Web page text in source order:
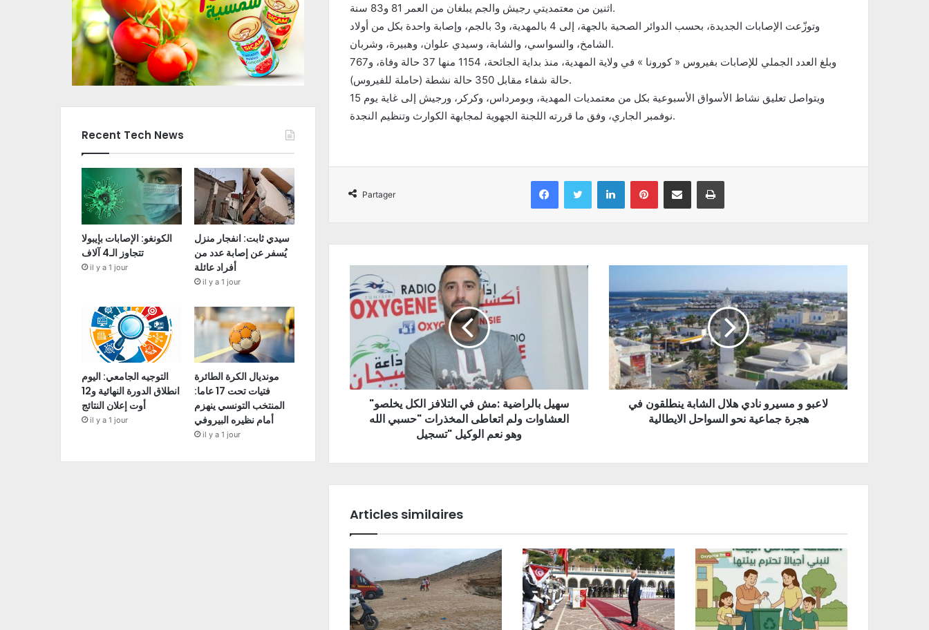
اثنين من معتمديتي رجيش والجم يبلغان من العمر 81 و83 سنة.
وتوزّعت الإصابات الجديدة، بحسب الدوائر الصحية بالجهة، إلى 4 بالمهدية، و3 بالجم، وإصابة واحدة بكل من أولاد
الشامخ، والسواسي، والشابة، وسيدي علوان، وهبيرة، وشربان.
وبلغ العدد الجملي للإصابات بفيروس « كورونا » في ولاية المهدية، منذ بداية الجائحة، 1154 منها 37 حالة وفاة، و767
حالة شفاء مقابل 350 حالة نشطة (حاملة للفيروس).
ويتواصل تعليق نشاط الأسواق الأسبوعية بكل من معتمديات المهدية، وبومرداس، وكركر، ورجيش إلى غاية يوم 15
نوفمبر الجاري، وفق ما قررته اللجنة الجهوية لمجابهة الكوارث وتنظيم النجدة.
Partager
Facebook Twitter Linkedin Pinterest Partager par email Imprimer
"سهيل بالراضية :مش في التلافز الكل يخلصو
العشاوات ولم اتعاطى المخذرات "حسبي الله
وهو نعم الوكيل "تسجيل
لاعبو و مسيرو نادي هلال الشابة ينطلقون في
هجرة جماعية نحو السواحل الايطالية
Articles similaires
Recent Tech News
الكونغو: الإصابات بإيبولا
تتجاوز الـ4 آلاف
il y a 1 jour
سيدي ثابت: انفجار منزل
يُسفر عن إصابة عدد من
أفراد عائلة
il y a 1 jour
التوجيه الجامعي: اليوم
انطلاق الدورة النهائية و12
أوت إعلان النتائج
il y a 1 jour
مونديال الكرة الطائرة
فتيات تحت 17 عاما:
المنتخب التونسي ينهزم
أمام نظيره البيروفي
il y a 1 jour